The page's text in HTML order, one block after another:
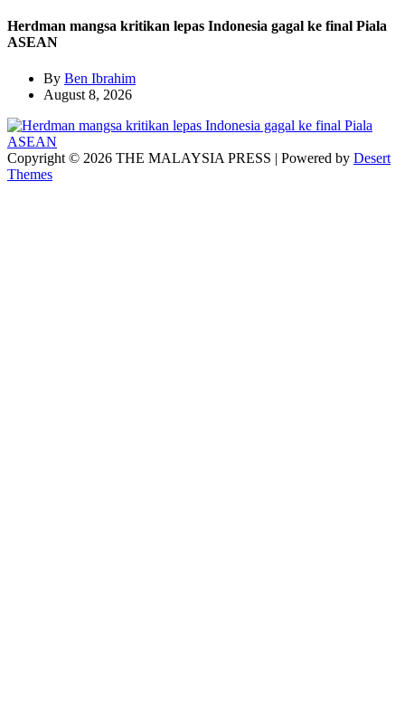
Herdman mangsa kritikan lepas Indonesia gagal ke final Piala
ASEAN
By Ben Ibrahim
August 8, 2026
Copyright © 2026 THE MALAYSIA PRESS | Powered by Desert
Themes